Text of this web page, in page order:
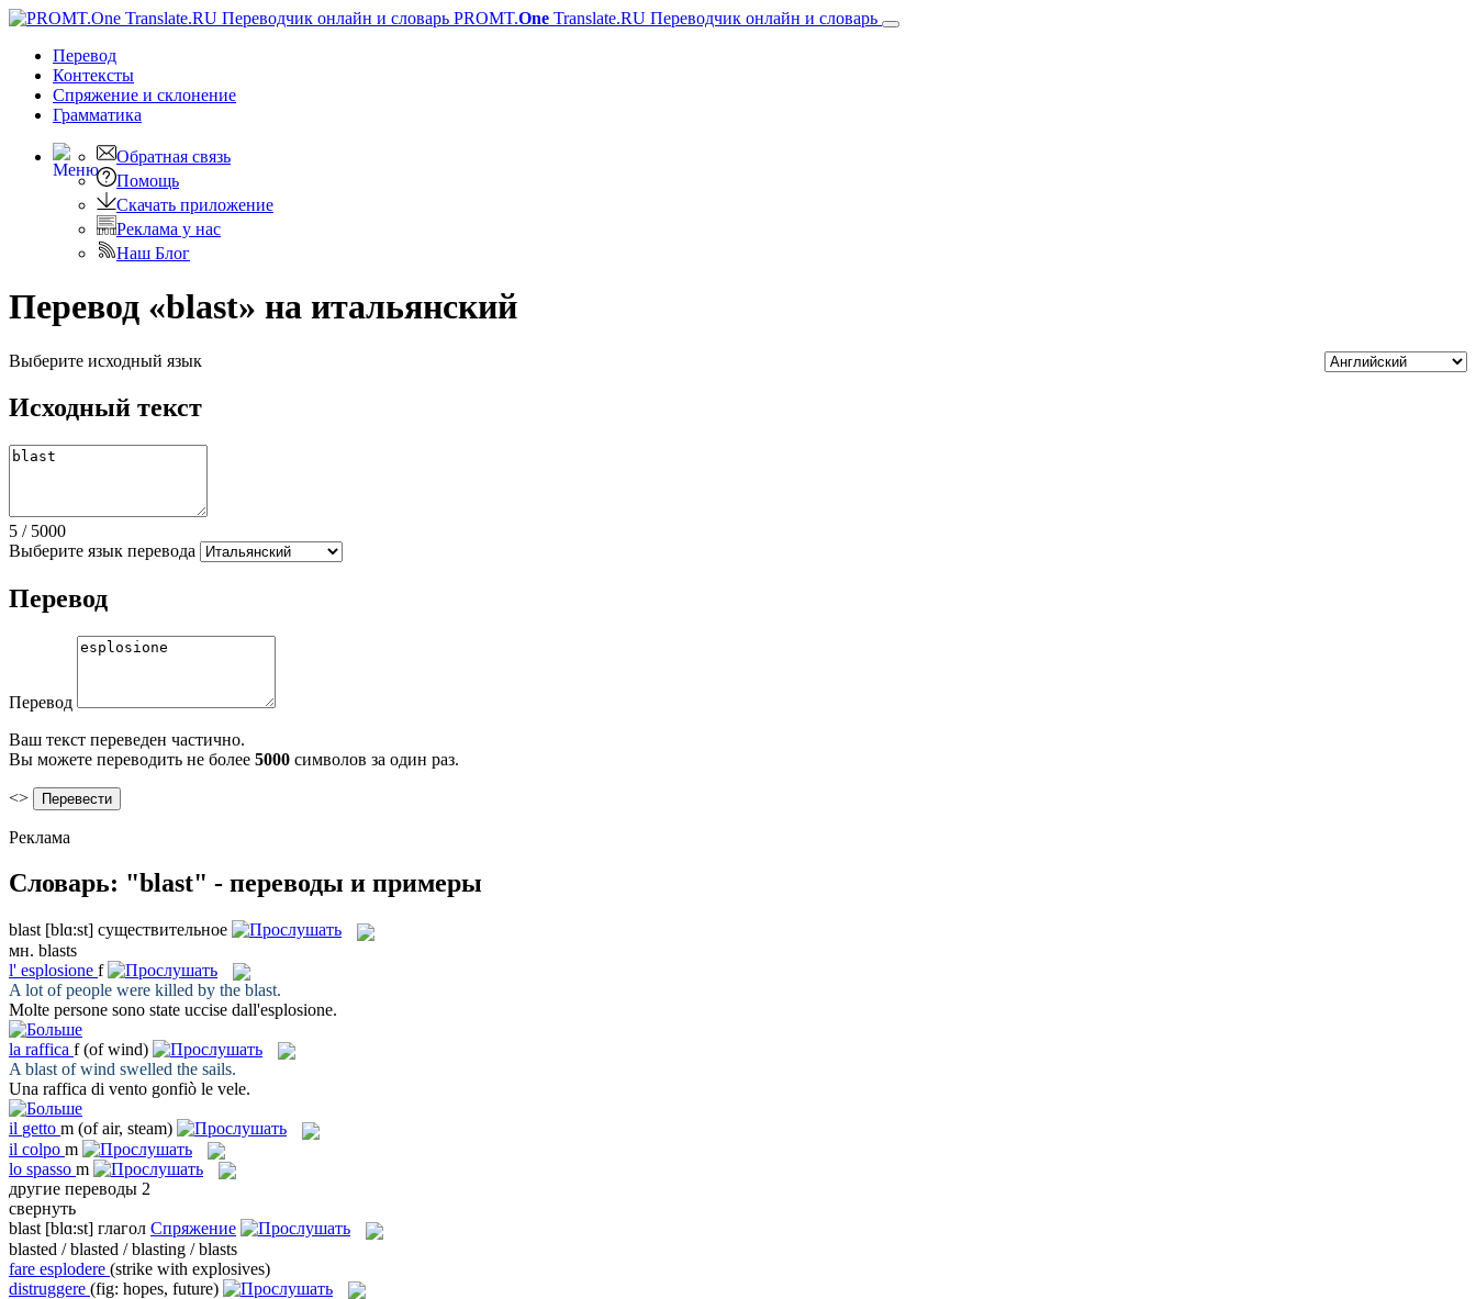
PROMT.One Translate.RU Переводчик онлайн и словарь
Перевод
Контексты
Спряжение и склонение
Грамматика
Обратная связь
Помощь
Скачать приложение
Реклама у нас
Наш Блог
Перевод «blast» на итальянский
Выберите исходный язык
Исходный текст
5 / 5000
Выберите язык перевода
Перевод
Перевод
Ваш текст переведен частично.
Вы можете переводить не более 5000 символов за один раз.
<>
Реклама
Словарь: "blast" - переводы и примеры
blast [blɑ:st] существительное
мн. blasts
l' esplosione f
A lot of people were killed by the blast.
Molte persone sono state uccise dall'esplosione.
la raffica f (of wind)
A blast of wind swelled the sails.
Una raffica di vento gonfiò le vele.
il getto m (of air, steam)
il colpo m
lo spasso m
другие переводы 2
свернуть
blast [blɑ:st] глагол Спряжение
blasted / blasted / blasting / blasts
fare esplodere (strike with explosives)
distruggere (fig: hopes, future)